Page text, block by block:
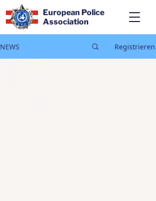
European Police
Association
NEWS Registrieren